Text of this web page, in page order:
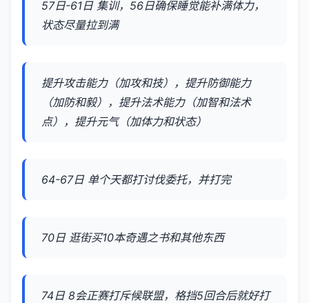
57日-61日 集训，56日确保睡觉能补满体力，
状态尽量拉到满
提升攻击能力（加攻和技），提升防御能力
（加防和毅），提升法术能力（加智和法术
点），提升元气（加体力和状态）
64-67日 单个天都打讨伐委托，并打完
70日 逛街买10本奇遇之书和其他东西
74日 8会正赛打斥候联盟，格挡5回合后就好打